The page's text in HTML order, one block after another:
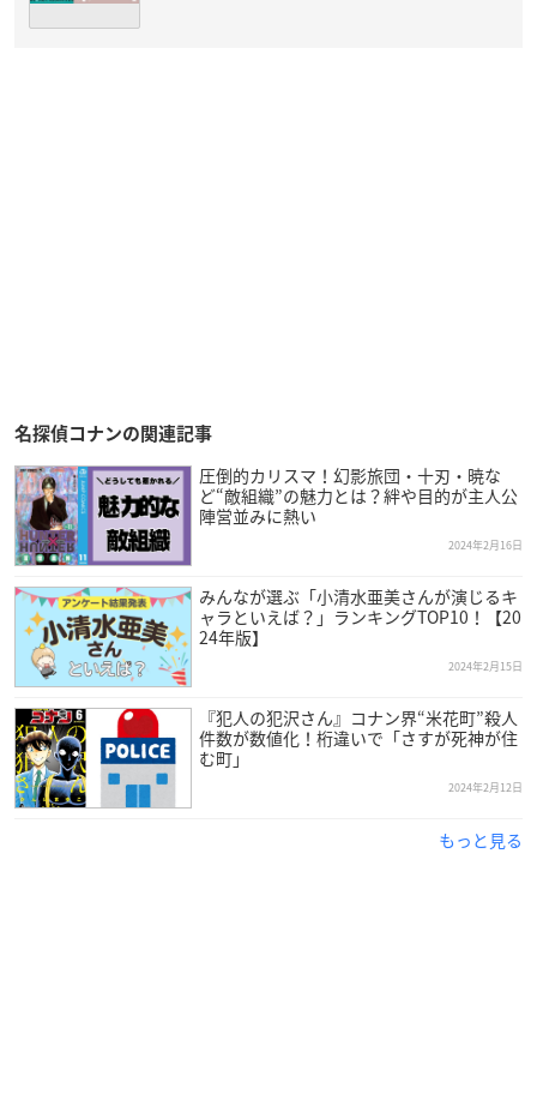
名探偵コナンの関連記事
圧倒的カリスマ！幻影旅団・十刃・暁な
ど“敵組織”の魅力とは？絆や目的が主人公
陣営並みに熱い
2024年2月16日
みんなが選ぶ「小清水亜美さんが演じるキ
ャラといえば？」ランキングTOP10！【20
24年版】
2024年2月15日
『犯人の犯沢さん』コナン界“米花町”殺人
件数が数値化！桁違いで「さすが死神が住
む町」
2024年2月12日
もっと見る